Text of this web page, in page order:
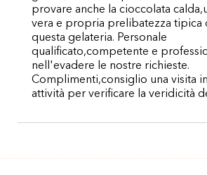
provare anche la cioccolata
vera e propria prelibatezza tipica
questa gelateria. Personale
qualificato,competente e
nell'evadere le nostre richieste.
Complimenti,consiglio una visita in
attività per verificare la veridicità